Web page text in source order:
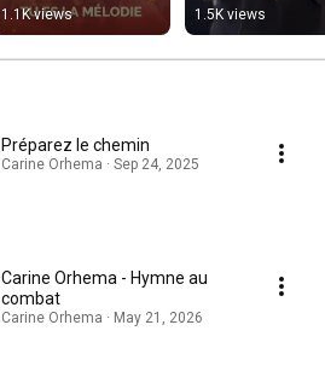
#adoration
#chretien
1.1K views 1.5K views
Préparez le chemin
Carine Orhema · Sep 24, 2025
Carine Orhema - Hymne au
combat
Carine Orhema · May 21, 2026